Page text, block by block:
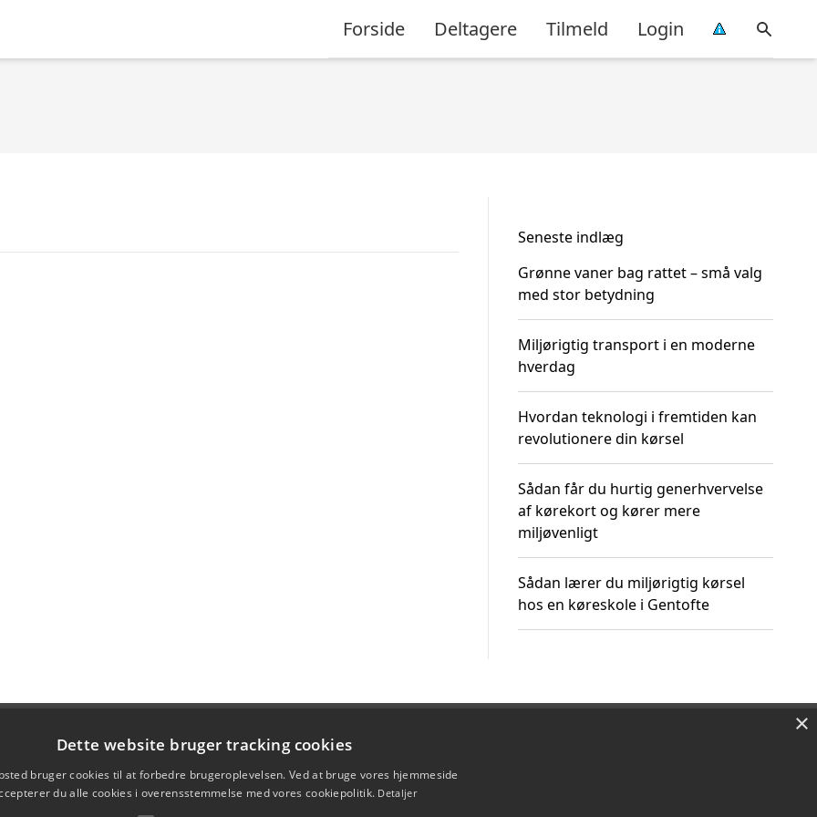
Forside Deltagere Tilmeld Login
Seneste indlæg
Grønne vaner bag rattet – små valg
med stor betydning
Miljørigtig transport i en moderne
hverdag
Hvordan teknologi i fremtiden kan
revolutionere din kørsel
Sådan får du hurtig generhvervelse
af kørekort og kører mere
miljøvenligt
Sådan lærer du miljørigtig kørsel
hos en køreskole i Gentofte
×
Dette website bruger tracking cookies
bruger cookies til at forbedre brugeroplevelsen. Ved at bruge vores hjemmeside
du alle cookies i overensstemmelse med vores cookiepolitik. Detaljer